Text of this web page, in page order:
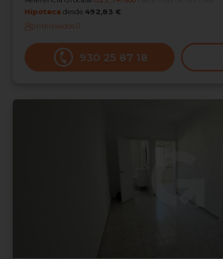
Hipoteca desde 492,83 €
Interesados0
930 25 87 18